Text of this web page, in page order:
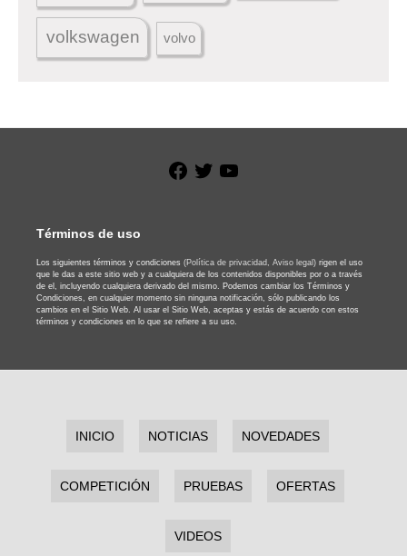
volkswagen volvo
Facebook
Twitter
Términos de uso
Los siguientes términos y condiciones (Política de privacidad, Aviso legal) rigen el uso
que le das a este sitio web y a cualquiera de los contenidos disponibles por o a través
de el, incluyendo cualquiera derivado del mismo. Podemos cambiar los Términos y
Condiciones, en cualquier momento sin ninguna notificación, sólo publicando los
cambios en el Sitio Web. Al usar el Sitio Web, aceptas y estás de acuerdo con estos
términos y condiciones en lo que se refiere a su uso.
INICIO NOTICIAS NOVEDADES
COMPETICIÓN PRUEBAS OFERTAS
VIDEOS